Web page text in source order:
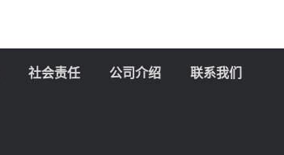
社会责任 公司介绍 联系我们